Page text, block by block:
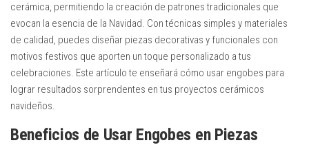
cerámica, permitiendo la creación de patrones tradicionales que
evocan la esencia de la Navidad. Con técnicas simples y materiales
de calidad, puedes diseñar piezas decorativas y funcionales con
motivos festivos que aporten un toque personalizado a tus
celebraciones. Este artículo te enseñará cómo usar engobes para
lograr resultados sorprendentes en tus proyectos cerámicos
navideños.
Beneficios de Usar Engobes en Piezas